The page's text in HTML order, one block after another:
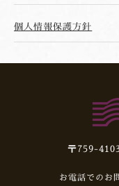
個人情報保護方針
〒759-
お電話でのお